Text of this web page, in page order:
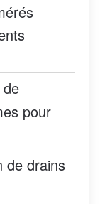
pour
de drains